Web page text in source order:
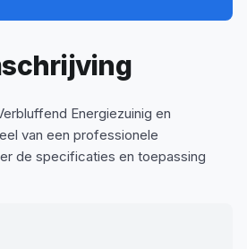
Energiezuinig en
van een professionele
de specificaties en toepassing